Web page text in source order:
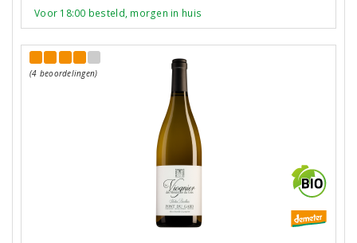
Voor 18:00 besteld, morgen in huis
(4 beoordelingen)